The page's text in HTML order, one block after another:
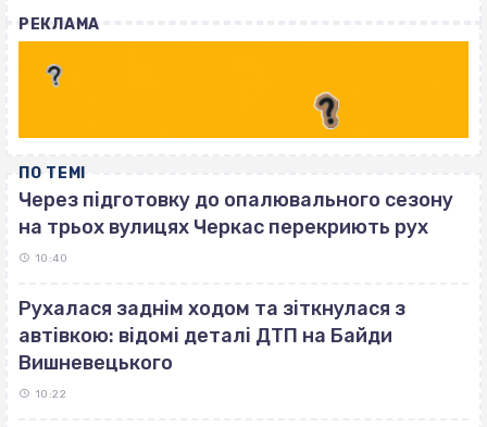
РЕКЛАМА
ПО ТЕМІ
Через підготовку до опалювального сезону
на трьох вулицях Черкас перекриють рух
10:40
Рухалася заднім ходом та зіткнулася з
автівкою: відомі деталі ДТП на Байди
Вишневецького
10:22